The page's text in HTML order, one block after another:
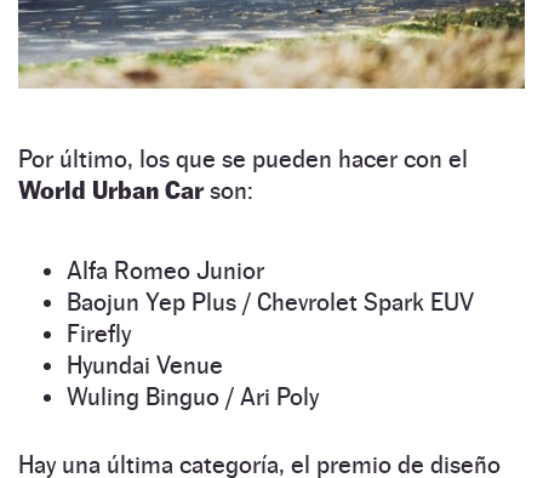
Por último, los que se pueden hacer con el
World Urban Carson:
Alfa Romeo Junior
Baojun Yep Plus / Chevrolet Spark EUV
Firefly
Hyundai Venue
Wuling Binguo / Ari Poly
Hay una última categoría, el premio de diseño